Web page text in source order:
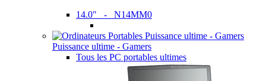
14.0" - N14MM0
Puissance ultime - Gamers
Tous les PC portables ultimes